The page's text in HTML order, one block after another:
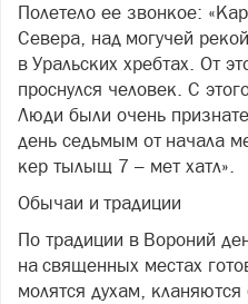
Полетело ее звонкое:
Севера, над могучей
в Уральских хребтах. От
проснулся человек. С
Люди были очень
день седьмым от начала
кер тылыщ 7 – мет хатл».
Обычаи и традиции
По традиции в Вороний
на священных местах
молятся духам,